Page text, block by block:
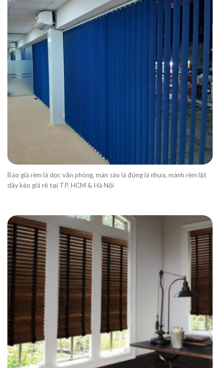
Báo giá rèm lá dọc văn phòng, màn sáo lá đứng lá nhựa, mành rèm lật
dây kéo giá rẻ tại TP. HCM & Hà Nội